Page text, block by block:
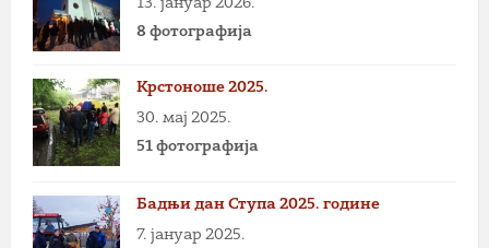
8 фотографија
Крстоноше 2025.
30. мај 2025.
51 фотографија
Бадњи дан Ступа 2025. године
7. јануар 2025.